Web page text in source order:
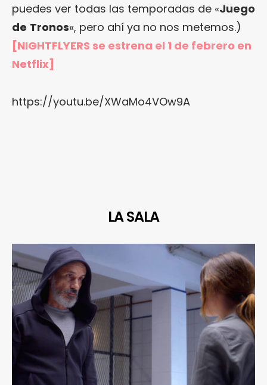
puedes ver todas las temporadas de «Juego
de Tronos«, pero ahí ya no nos metemos.)
[NIGHTFLYERS se estrena el 1 de febrero en
Netflix]
https://youtu.be/XWaMo4VOw9A
LA SALA